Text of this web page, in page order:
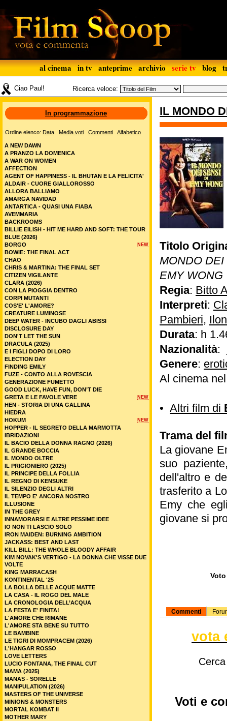
al cinema in tv anteprime archivio serie tv blog
Ciao Paul! Ricerca veloce:
IL MONDO
Titolo
MONDO
EMY WONG
Regia: Bitto
Interpreti:
Pambieri,
Durata: h
Nazionalità:
Genere:
Al cinema
• Altri film di
Trama del
La giovane
suo
dell'altro e
trasferito a
Emy che
giovane si
Commenti
vota
Voti e
In programmazione
Ordine elenco: Data Media voti Commenti Alfabetico
A NEW DAWN
A PRANZO LA DOMENICA
A WAR ON WOMEN
AFFECTION
AGENT OF HAPPINESS - IL BHUTAN E LA FELICITA'
ALDAIR - CUORE GIALLOROSSO
ALLORA BALLIAMO
AMARGA NAVIDAD
ANTARTICA - QUASI UNA FIABA
AVEMMARIA
BACKROOMS
BILLIE EILISH - HIT ME HARD AND SOFT: THE TOUR
BLUE (2026)
NEW
BORGO
BOWIE: THE FINAL ACT
CHAO
CHRIS & MARTINA: THE FINAL SET
CITIZEN VIGILANTE
CLARA (2026)
CON LA PIOGGIA DENTRO
CORPI MUTANTI
COS'E' L'AMORE?
CREATURE LUMINOSE
DEEP WATER - INCUBO DAGLI ABISSI
DISCLOSURE DAY
DON'T LET THE SUN
DRACULA (2025)
E I FIGLI DOPO DI LORO
ELECTION DAY
FINDING EMILY
FUZE - CONTO ALLA ROVESCIA
GENERAZIONE FUMETTO
GOOD LUCK, HAVE FUN, DON’T DIE
NEW
GRETA E LE FAVOLE VERE
HEN - STORIA DI UNA GALLINA
HIEDRA
NEW
HOKUM
HOPPER - IL SEGRETO DELLA MARMOTTA
IBRIDAZIONI
IL BACIO DELLA DONNA RAGNO (2026)
IL GRANDE BOCCIA
IL MONDO OLTRE
IL PRIGIONIERO (2025)
IL PRINCIPE DELLA FOLLIA
IL REGNO DI KENSUKE
IL SILENZIO DEGLI ALTRI
IL TEMPO E' ANCORA NOSTRO
ILLUSIONE
IN THE GREY
INNAMORARSI E ALTRE PESSIME IDEE
IO NON TI LASCIO SOLO
IRON MAIDEN: BURNING AMBITION
JACKASS: BEST AND LAST
KILL BILL: THE WHOLE BLOODY AFFAIR
KIM NOVAK'S VERTIGO - LA DONNA CHE VISSE DUE
VOLTE
KING MARRACASH
KONTINENTAL '25
LA BOLLA DELLE ACQUE MATTE
LA CASA - IL ROGO DEL MALE
LA CRONOLOGIA DELL’ACQUA
LA FESTA E' FINITA!
L'AMORE CHE RIMANE
L'AMORE STA BENE SU TUTTO
LE BAMBINE
LE TIGRI DI MOMPRACEM (2026)
L'HANGAR ROSSO
LOVE LETTERS
LUCIO FONTANA, THE FINAL CUT
MAMA (2025)
MANAS - SORELLE
MANIPULATION (2026)
MASTERS OF THE UNIVERSE
MINIONS & MONSTERS
MORTAL KOMBAT II
MOTHER MARY